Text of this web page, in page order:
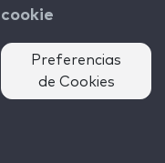
cookie
Preferencias
de Cookies